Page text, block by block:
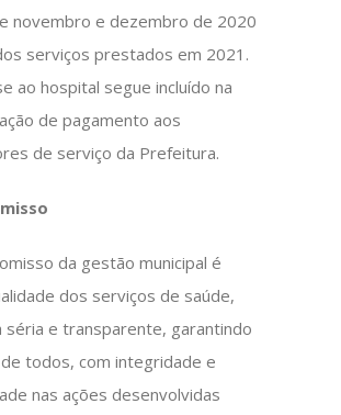
novembro e dezembro de 2020
serviços prestados em 2021.
ao hospital segue incluído na
de pagamento aos
de serviço da Prefeitura.
da gestão municipal é
dos serviços de saúde,
séria e transparente, garantindo
todos, com integridade e
nas ações desenvolvidas